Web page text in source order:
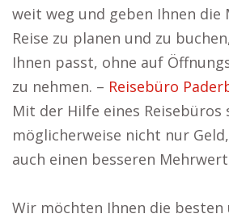
weit weg und geben Ihnen die
Reise zu planen und zu
Ihnen passt, ohne auf
zu nehmen. – Reisebüro
Mit der Hilfe eines Reisebüros
möglicherweise nicht nur
auch einen besseren
Wir möchten Ihnen die besten